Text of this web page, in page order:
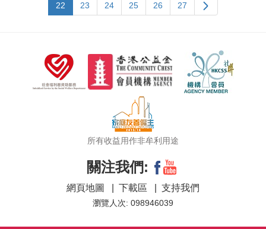
22 23 24 25 26 27
所有收益用作非牟利用途
關注我們:
網頁地圖 下載區 支持我們
瀏覽人次: 098946039